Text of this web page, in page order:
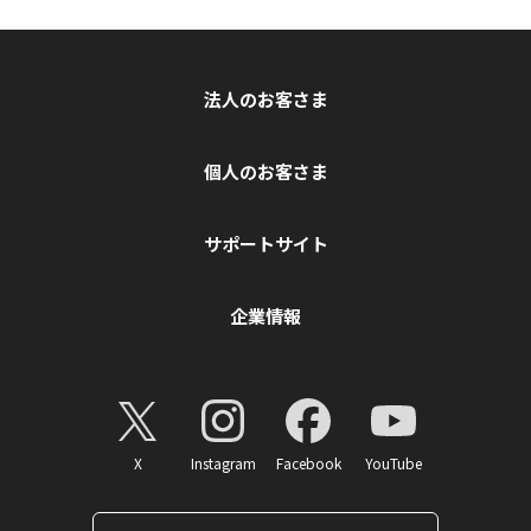
法人のお客さま
個人のお客さま
サポートサイト
企業情報
X Instagram Facebook YouTube